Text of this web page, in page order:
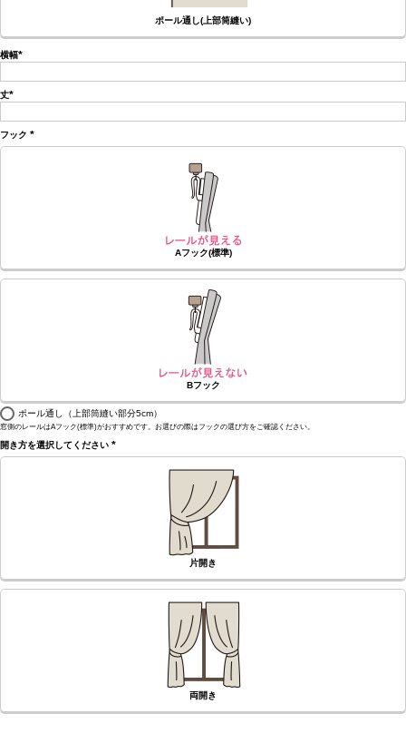
ポール通し(上部筒縫い)
横幅
須)
丈
須)
フック
(必
Aフック(標準)
Bフック
ポール通し（上部筒縫い部分5cm）
窓側のレールはAフック(標準)がおすすめです。お選びの際はフックの選び方をご確認ください。
開き方を選択してください
(必
片開き
両開き